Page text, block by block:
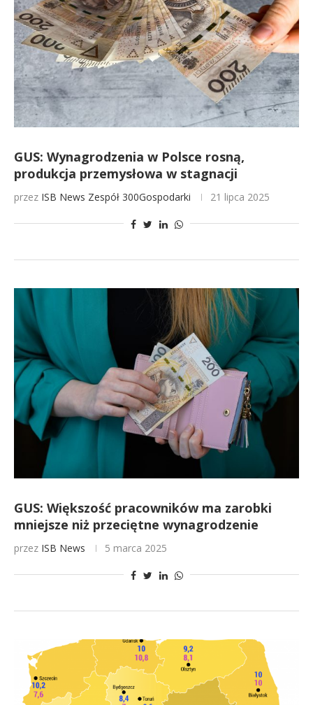
GUS: Wynagrodzenia w Polsce rosną,
produkcja przemysłowa w stagnacji
przez ISB News Zespół 300Gospodarki 21 lipca 2025
GUS: Większość pracowników ma zarobki
mniejsze niż przeciętne wynagrodzenie
przez ISB News 5 marca 2025